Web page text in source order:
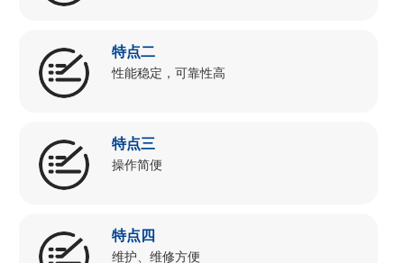
特点二
性能稳定，可靠性高
特点三
操作简便
特点四
维护、维修方便